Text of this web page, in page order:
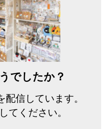
でしたか？
信しています。
てください。